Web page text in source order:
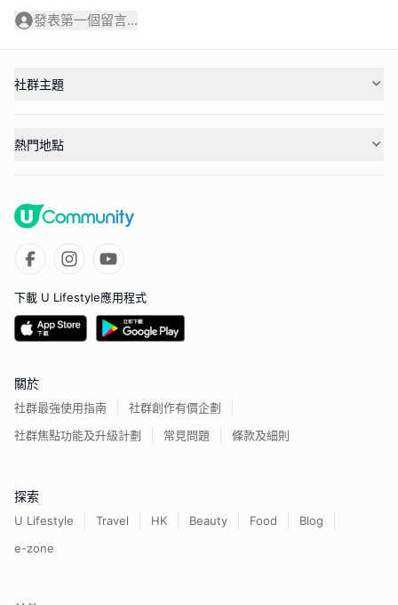
發表第一個留言...
社群主題
熱門地點
下載 U Lifestyle應用程式
關於
社群最強使用指南
社群創作有價企劃
社群焦點功能及升級計劃
常見問題 條款及細則
探索
U Lifestyle Travel HK Beauty Food
Blog
e-zone